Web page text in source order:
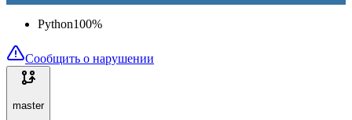
Python100%
Сообщить о нарушении
master